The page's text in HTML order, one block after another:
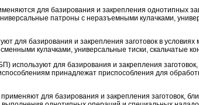
для базирования и закрепления однотипных
патроны с неразъемными кулачками,
для базирования и закрепления заготовок в условиях
кулачками, универсальные тиски, скальчатые
для базирования и закрепления заготовок,
принадлежат приспособления для
для базирования и закрепления заготовок,